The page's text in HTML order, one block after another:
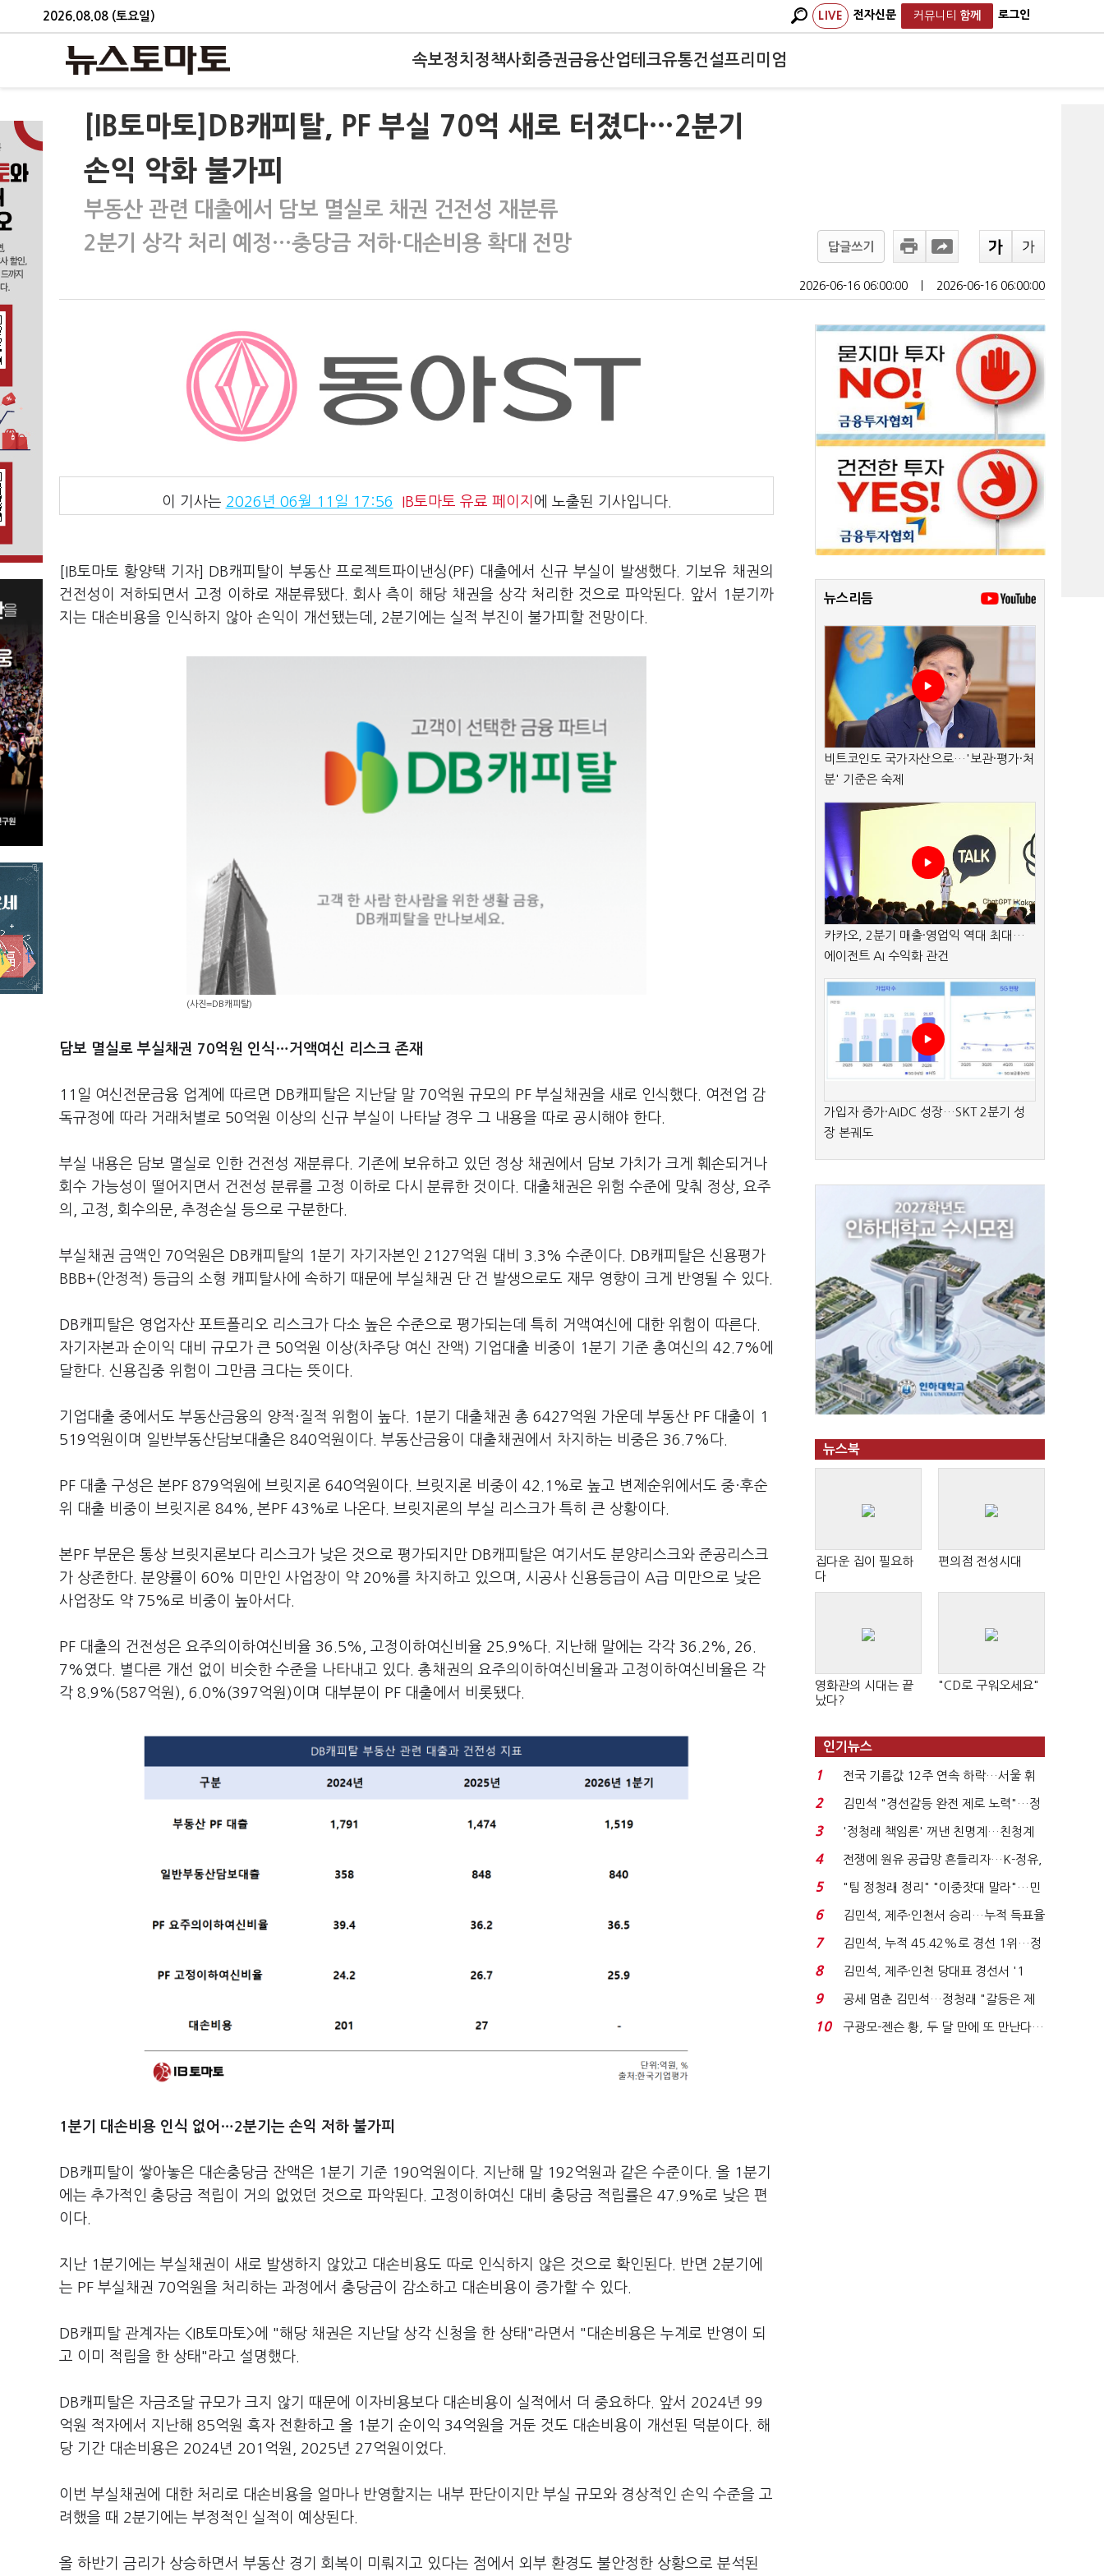
2026.08.08 (토요일) LIVE 전자신문 커뮤니티 함께 로그인
속보정치 정책사회 증권금융산업테크유통건설프리미엄
[IB토마토]DB캐피탈, PF 부실 70억 새로 터졌다…2분기
손익 악화 불가피
부동산 관련 대출에서 담보 멸실로 채권 건전성 재분류
2분기 상각 처리 예정…충당금 저하·대손비용 확대 전망
답글쓰기
2026-06-16 06:00:00 2026-06-16 06:00:00
이 기사는 2026년 06월 11일 17:56 IB토마토 유료 페이지 에 노출된 기사입니다.
[IB토마토 황양택 기자] DB캐피탈이 부동산 프로젝트파이낸싱(PF) 대출에서 신규 부실이 발생했다. 기보유 채권의
건전성이 저하되면서 고정 이하로 재분류됐다. 회사 측이 해당 채권을 상각 처리한 것으로 파악된다. 앞서 1분기까
지는 대손비용을 인식하지 않아 손익이 개선됐는데, 2분기에는 실적 부진이 불가피할 전망이다.
(사진=DB캐피탈)
담보 멸실로 부실채권 70억원 인식…거액여신 리스크 존재
11일 여신전문금융 업계에 따르면 DB캐피탈은 지난달 말 70억원 규모의 PF 부실채권을 새로 인식했다. 여전업 감
독규정에 따라 거래처별로 50억원 이상의 신규 부실이 나타날 경우 그 내용을 따로 공시해야 한다.
부실 내용은 담보 멸실로 인한 건전성 재분류다. 기존에 보유하고 있던 정상 채권에서 담보 가치가 크게 훼손되거나
회수 가능성이 떨어지면서 건전성 분류를 고정 이하로 다시 분류한 것이다. 대출채권은 위험 수준에 맞춰 정상, 요주
의, 고정, 회수의문, 추정손실 등으로 구분한다.
부실채권 금액인 70억원은 DB캐피탈의 1분기 자기자본인 2127억원 대비 3.3% 수준이다. DB캐피탈은 신용평가
BBB+(안정적) 등급의 소형 캐피탈사에 속하기 때문에 부실채권 단 건 발생으로도 재무 영향이 크게 반영될 수 있다.
DB캐피탈은 영업자산 포트폴리오 리스크가 다소 높은 수준으로 평가되는데 특히 거액여신에 대한 위험이 따른다.
자기자본과 순이익 대비 규모가 큰 50억원 이상(차주당 여신 잔액) 기업대출 비중이 1분기 기준 총여신의 42.7%에
달한다. 신용집중 위험이 그만큼 크다는 뜻이다.
기업대출 중에서도 부동산금융의 양적·질적 위험이 높다. 1분기 대출채권 총 6427억원 가운데 부동산 PF 대출이 1
519억원이며 일반부동산담보대출은 840억원이다. 부동산금융이 대출채권에서 차지하는 비중은 36.7%다.
PF 대출 구성은 본PF 879억원에 브릿지론 640억원이다. 브릿지론 비중이 42.1%로 높고 변제순위에서도 중·후순
위 대출 비중이 브릿지론 84%, 본PF 43%로 나온다. 브릿지론의 부실 리스크가 특히 큰 상황이다.
본PF 부문은 통상 브릿지론보다 리스크가 낮은 것으로 평가되지만 DB캐피탈은 여기서도 분양리스크와 준공리스크
가 상존한다. 분양률이 60% 미만인 사업장이 약 20%를 차지하고 있으며, 시공사 신용등급이 A급 미만으로 낮은
사업장도 약 75%로 비중이 높아서다.
PF 대출의 건전성은 요주의이하여신비율 36.5%, 고정이하여신비율 25.9%다. 지난해 말에는 각각 36.2%, 26.
7%였다. 별다른 개선 없이 비슷한 수준을 나타내고 있다. 총채권의 요주의이하여신비율과 고정이하여신비율은 각
각 8.9%(587억원), 6.0%(397억원)이며 대부분이 PF 대출에서 비롯됐다.
1분기 대손비용 인식 없어…2분기는 손익 저하 불가피
DB캐피탈이 쌓아놓은 대손충당금 잔액은 1분기 기준 190억원이다. 지난해 말 192억원과 같은 수준이다. 올 1분기
에는 추가적인 충당금 적립이 거의 없었던 것으로 파악된다. 고정이하여신 대비 충당금 적립률은 47.9%로 낮은 편
이다.
지난 1분기에는 부실채권이 새로 발생하지 않았고 대손비용도 따로 인식하지 않은 것으로 확인된다. 반면 2분기에
는 PF 부실채권 70억원을 처리하는 과정에서 충당금이 감소하고 대손비용이 증가할 수 있다.
DB캐피탈 관계자는 <IB토마토>에 "해당 채권은 지난달 상각 신청을 한 상태"라면서 "대손비용은 누계로 반영이 되
고 이미 적립을 한 상태"라고 설명했다.
DB캐피탈은 자금조달 규모가 크지 않기 때문에 이자비용보다 대손비용이 실적에서 더 중요하다. 앞서 2024년 99
억원 적자에서 지난해 85억원 흑자 전환하고 올 1분기 순이익 34억원을 거둔 것도 대손비용이 개선된 덕분이다. 해
당 기간 대손비용은 2024년 201억원, 2025년 27억원이었다.
이번 부실채권에 대한 처리로 대손비용을 얼마나 반영할지는 내부 판단이지만 부실 규모와 경상적인 손익 수준을 고
려했을 때 2분기에는 부정적인 실적이 예상된다.
올 하반기 금리가 상승하면서 부동산 경기 회복이 미뤄지고 있다는 점에서 외부 환경도 불안정한 상황으로 분석된
뉴스리듬
비트코인도 국가자산으로…'보관·평가·처
분' 기준은 숙제
카카오, 2분기 매출·영업익 역대 최대…
에이전트 AI 수익화 관건
가입자 증가·AIDC 성장…SKT 2분기 성
장 본궤도
뉴스북
집다운 집이 필요하
다
편의점 전성시대
영화관의 시대는 끝
났다?
"CD로 구워오세요"
인기뉴스
1
전국 기름값 12주 연속 하락…서울 휘
발윳값 1909원...
2
김민석 "경선갈등 완전 제로 노력"…정
청래 "반명 공세 사...
3
'정청래 책임론' 꺼낸 친명계…친청계
는 추가투표 때리기...
4
전쟁에 원유 공급망 흔들리자…K-정유,
에너지안보 핵심...
5
"팀 정청래 정리" "이중잣대 말라"…민
주 최고위원 계파 다...
6
김민석, 제주·인천서 승리…누적 득표율
'1위 탈환'(종합)...
7
김민석, 누적 45.42%로 경선 1위…정
청래와 격차 0.86%p(...
8
김민석, 제주·인천 당대표 경선서 '1
위'(1보)...
9
공세 멈춘 김민석…정청래 "갈등은 제
가 수습"
10
구광모-젠슨 황, 두 달 만에 또 만난다…